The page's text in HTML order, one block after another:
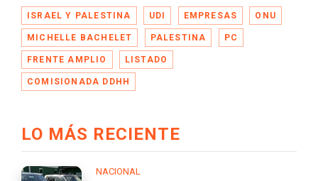
ISRAEL Y PALESTINA UDI EMPRESAS ONU
MICHELLE BACHELET PALESTINA PC
FRENTE AMPLIO LISTADO
COMISIONADA DDHH
LO MÁS RECIENTE
NACIONAL